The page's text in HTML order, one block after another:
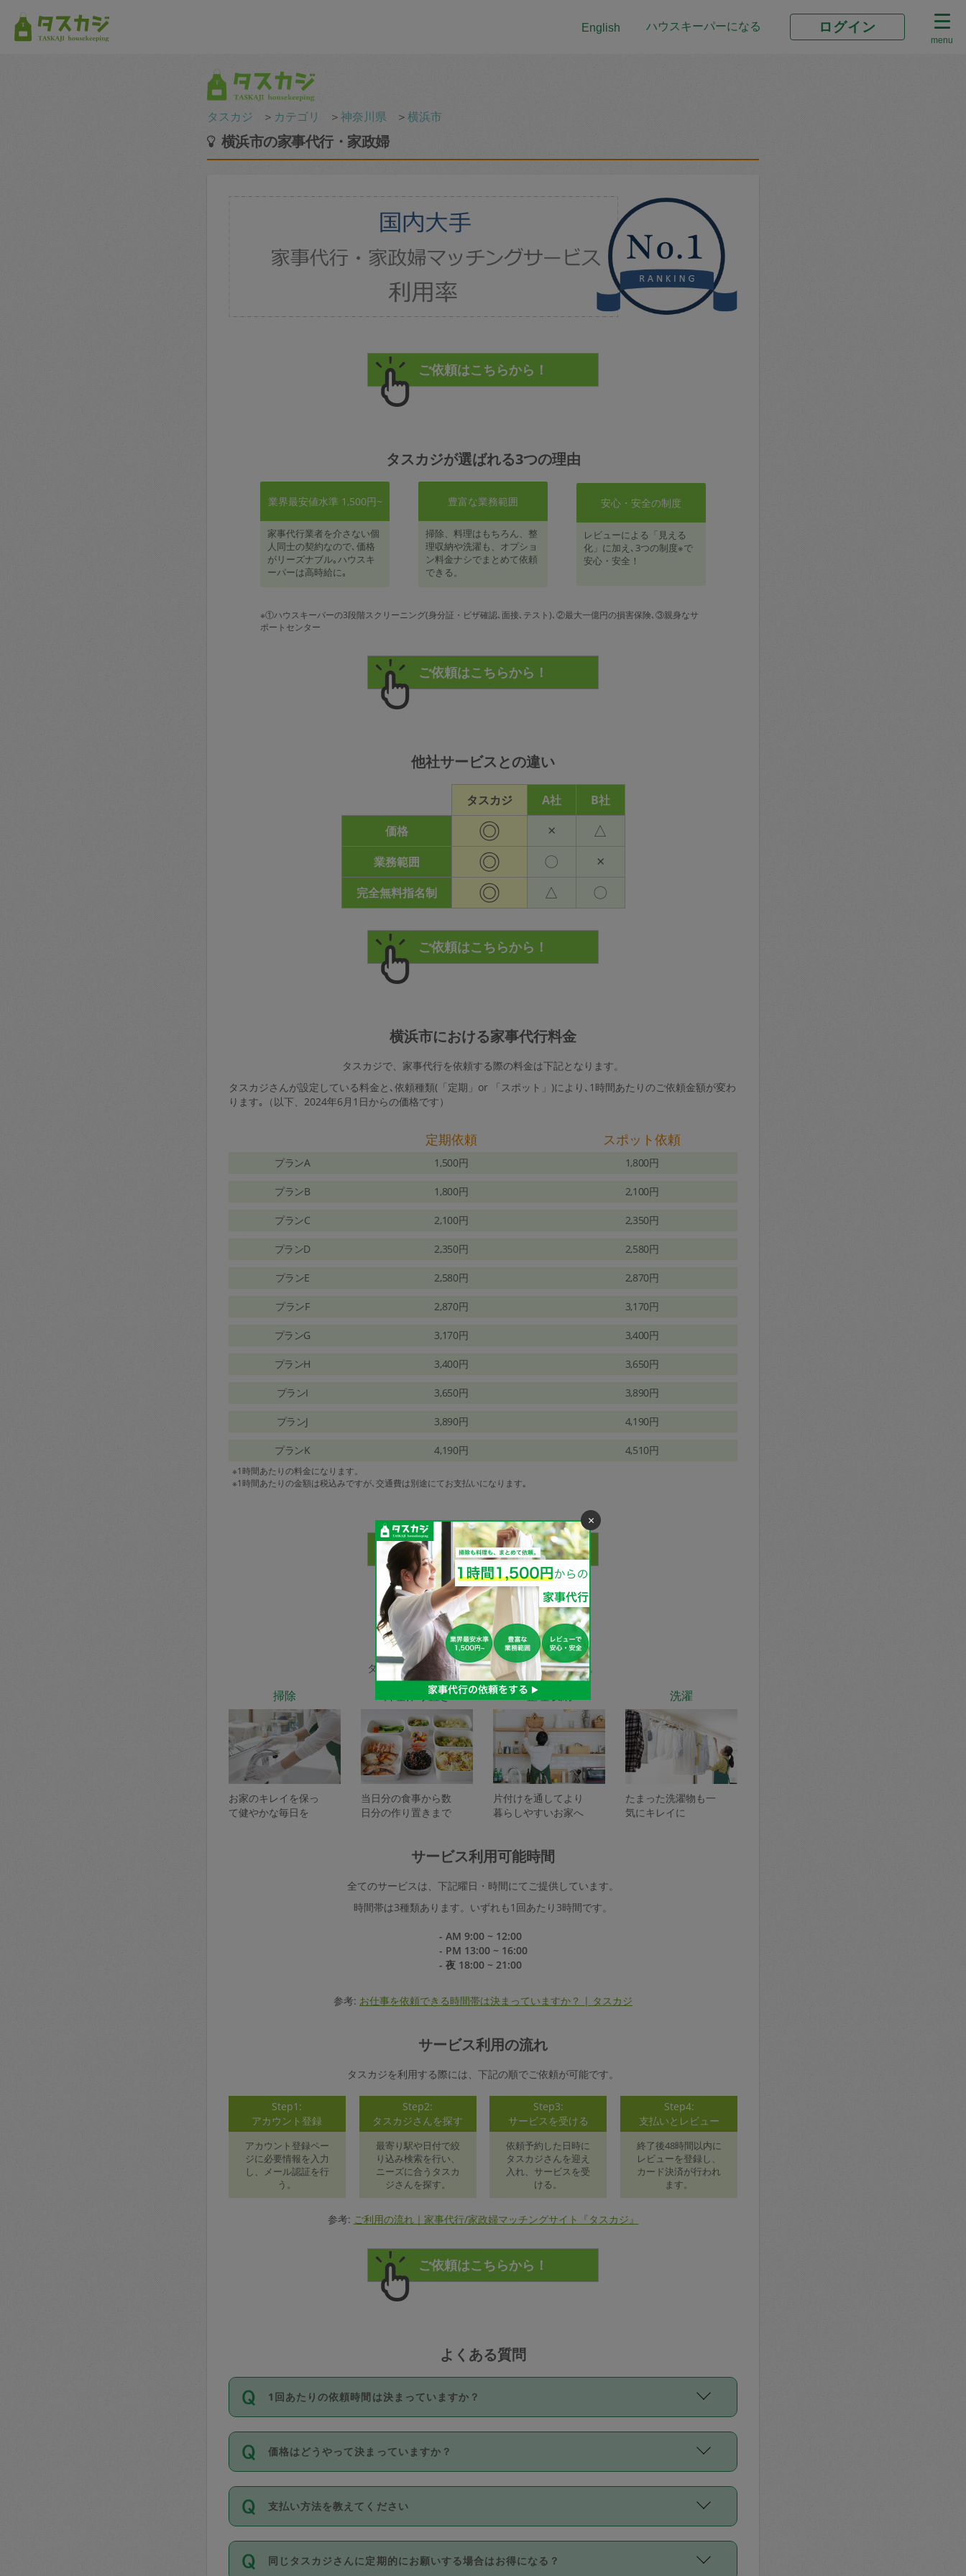
English ハウスキーパーになる ログイン
menu
タスカジ ＞ カテゴリ ＞神奈川県 ＞横浜市
横浜市の家事代行・家政婦
タスカジが選ばれる3つの理由
業界最安値水準 1,500円~
家事代行業者を介さない個
人同士の契約なので､価格
がリーズナブル｡ハウスキ
ーパーは高時給に｡
豊富な業務範囲
掃除、料理はもちろん、整
理収納や洗濯も、オプショ
ン料金ナシでまとめて依頼
できる。
安心・安全の制度
レビューによる「見える
化」に加え､3つの制度※で
安心・安全！
※①ハウスキーパーの3段階スクリーニング(身分証・ビザ確認､面接､テスト)､②最大一億円の損害保険､③親身なサ
ポートセンター
他社サービスとの違い
タスカジ A社
B社
価格
◎ × △
業務範囲 ◎ 〇 ×
完全無料指名制 ◎ △ 〇
横浜市における家事代行料金
タスカジで、家事代行を依頼する際の料金は下記となります。
タスカジさんが設定している料金と､依頼種類(「定期」or 「スポット」)により､1時間あたりのご依頼金額が変わ
ります｡（以下、2024年6月1日からの価格です）
定期依頼 スポット依頼
プランA 1,500円 1,800円
プランB 1,800円 2,100円
プランC 2,100円 2,350円
プランD 2,350円 2,580円
プランE 2,580円 2,870円
プランF 2,870円 3,170円
プランG 3,170円 3,400円
プランH 3,400円 3,650円
プランI 3,650円 3,890円
プランJ 3,890円 4,190円
プランK 4,190円 4,510円
※1時間あたりの料金になります。
※1時間あたりの金額は税込みですが､交通費は別途にてお支払いになります｡
家事代行サービスの種類
タスカジで依頼できるサービスは下記となります。
掃除
お家のキレイを保っ
て健やかな毎日を
料理作り置き
当日分の食事から数
日分の作り置きまで
整理収納
片付けを通してより
暮らしやすいお家へ
洗濯
たまった洗濯物も一
気にキレイに
サービス利用可能時間
全てのサービスは、下記曜日・時間にてご提供しています。
時間帯は3種類あります。いずれも1回あたり3時間です。
- AM 9:00 ~ 12:00
- PM 13:00 ~ 16:00
- 夜 18:00 ~ 21:00
参考: お仕事を依頼できる時間帯は決まっていますか？ | タスカジ
サービス利用の流れ
タスカジを利用する際には、下記の順でご依頼が可能です。
Step1:
アカウント登録
アカウント登録ペー
ジに必要情報を入力
し、メール認証を行
う。
Step2:
タスカジさんを探す
最寄り駅や日付で絞
り込み検索を行い、
ニーズに合うタスカ
ジさんを探す。
Step3:
サービスを受ける
依頼予約した日時に
タスカジさんを迎え
入れ、サービスを受
ける。
Step4:
支払いとレビュー
終了後48時間以内に
レビューを登録し、
カード決済が行われ
ます。
参考: ご利用の流れ｜家事代行/家政婦マッチングサイト『タスカジ』
よくある質問
1回あたりの依頼時間は決まっていますか？
依頼1回につき3時間固定です。3時間を超えて依頼したい場合は、延長機能をご利用くださ
い。機能をご利用いただくには、タスカジさんに事前に相談し、合意の上事前申請すること
が必要です。なお、3時間を下回っても、値引き等はございません。
価格はどうやって決まっていますか？
11種類の価格帯の中からタスカジさん自身が価格を選んで設定しています。
タスカジさんの価格設定には最初は制限があり、レビュー件数、レビューの平均値、などで
除々に設定可能な最高額が上がっていく仕組みになっています。
支払い方法を教えてください
お支払方法はクレジットカード（Visa／Master／JCB／AMERICAN EXPRESS／Diners
Club）のみとなります。
同じタスカジさんに定期的にお願いする場合はお得になる？
×